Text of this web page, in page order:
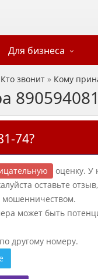
Для бизнеса
Кто звонит » Кому
74?
оценку. У
оставьте
может быть
по другому номеру.